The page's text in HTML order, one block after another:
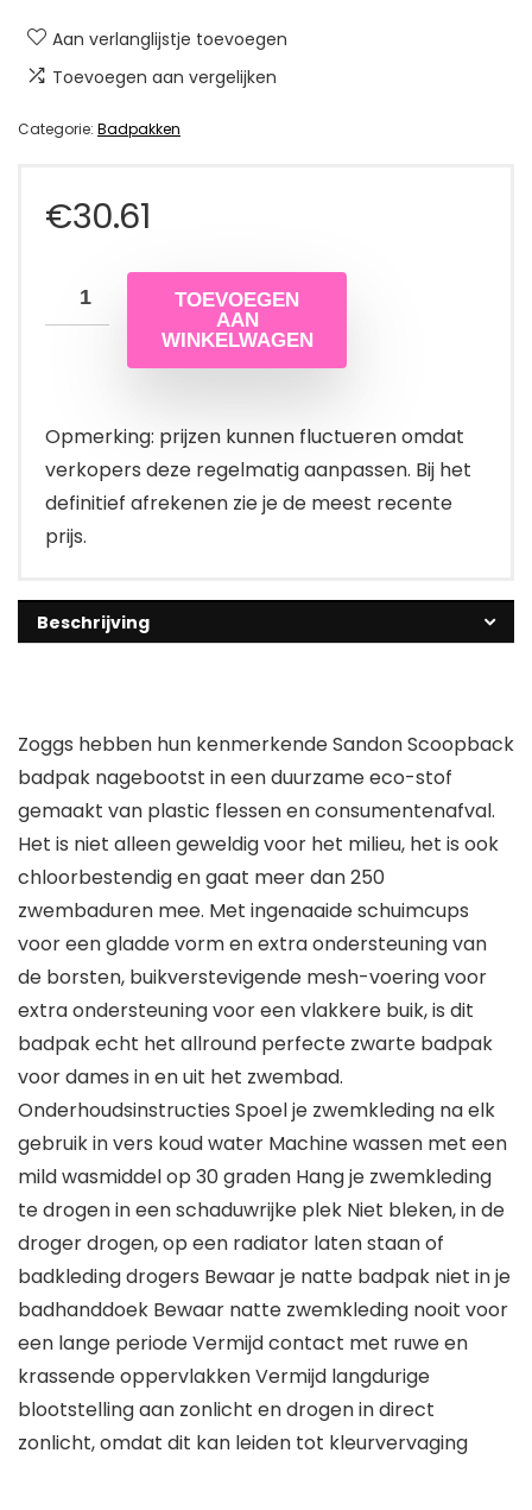
Aan verlanglijstje toevoegen
Toevoegen aan vergelijken
Categorie: Badpakken
€30.61
TOEVOEGEN
AAN
WINKELWAGEN
Opmerking: prijzen kunnen fluctueren omdat
verkopers deze regelmatig aanpassen. Bij het
definitief afrekenen zie je de meest recente
prijs.
Beschrijving
Zoggs hebben hun kenmerkende Sandon Scoopback
badpak nagebootst in een duurzame eco-stof
gemaakt van plastic flessen en consumentenafval.
Het is niet alleen geweldig voor het milieu, het is ook
chloorbestendig en gaat meer dan 250
zwembaduren mee. Met ingenaaide schuimcups
voor een gladde vorm en extra ondersteuning van
de borsten, buikverstevigende mesh-voering voor
extra ondersteuning voor een vlakkere buik, is dit
badpak echt het allround perfecte zwarte badpak
voor dames in en uit het zwembad.
Onderhoudsinstructies Spoel je zwemkleding na elk
gebruik in vers koud water Machine wassen met een
mild wasmiddel op 30 graden Hang je zwemkleding
te drogen in een schaduwrijke plek Niet bleken, in de
droger drogen, op een radiator laten staan of
badkleding drogers Bewaar je natte badpak niet in je
badhanddoek Bewaar natte zwemkleding nooit voor
een lange periode Vermijd contact met ruwe en
krassende oppervlakken Vermijd langdurige
blootstelling aan zonlicht en drogen in direct
zonlicht, omdat dit kan leiden tot kleurvervaging